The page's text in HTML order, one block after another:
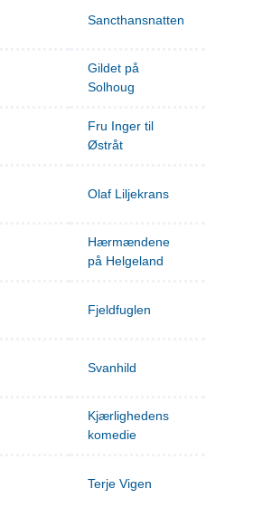
Sancthansnatten
Gildet på
Solhoug
Fru Inger til
Østråt
Olaf Liljekrans
Hærmændene
på Helgeland
Fjeldfuglen
Svanhild
Kjærlighedens
komedie
Terje Vigen